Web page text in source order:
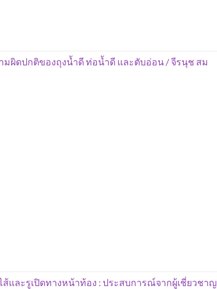
มผิดปกติของถุงน้ำดี ท่อน้ำดี และตับอ่อน / จีรนุช สม
และรูเปิดทางหน้าท้อง : ประสบการณ์จากผู้เชี่ยวชาญ